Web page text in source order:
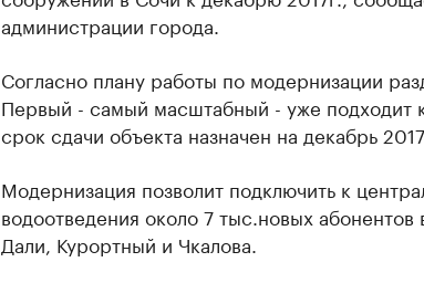
администрации города.
Согласно плану работы по модернизации
Первый - самый масштабный - уже подходит
срок сдачи объекта назначен на декабрь
Модернизация позволит подключить к
водоотведения около 7 тыс.новых
Дали, Курортный и Чкалова.